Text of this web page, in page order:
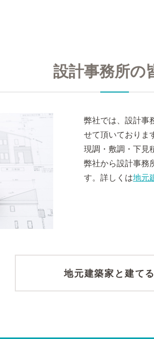
設計事務所の
弊社では、設計事
せて頂いておりま
現調・敷調・下見
弊社から設計事務
す。詳しくは地元
地元建築家と建て